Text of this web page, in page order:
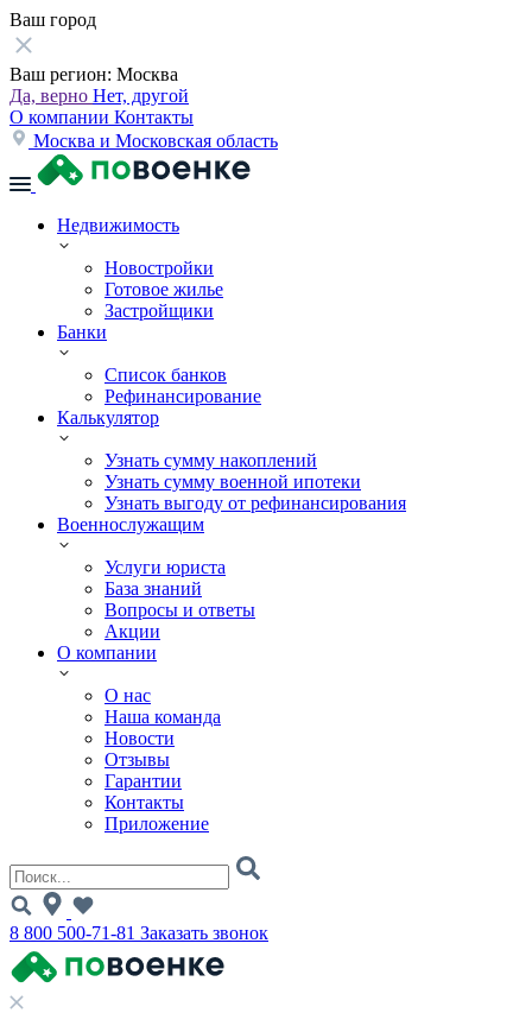
Ваш город
Ваш регион: Москва
Да, верно Нет, другой
О компании Контакты
Москва и Московская область
Недвижимость
Новостройки
Готовое жилье
Застройщики
Банки
Список банков
Рефинансирование
Калькулятор
Узнать сумму накоплений
Узнать сумму военной ипотеки
Узнать выгоду от рефинансирования
Военнослужащим
Услуги юриста
База знаний
Вопросы и ответы
Акции
О компании
О нас
Наша команда
Новости
Отзывы
Гарантии
Контакты
Приложение
8 800 500-71-81 Заказать звонок